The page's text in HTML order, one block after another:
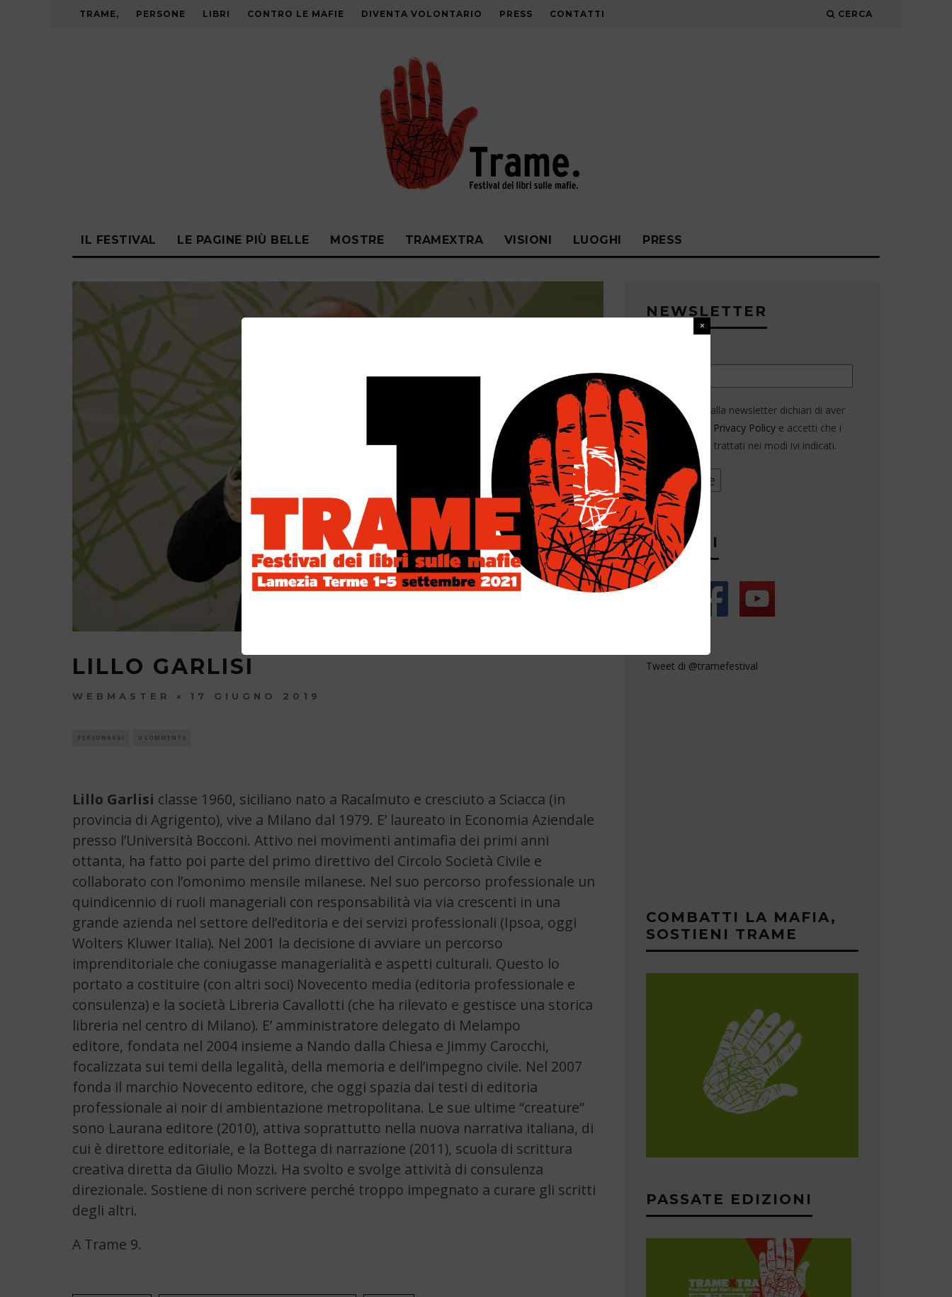
TRAME, PERSONE LIBRI CONTRO LE MAFIE DIVENTA VOLONTARIO PRESS CONTATTI CERCA
IL FESTIVAL LE PAGINE PIÙ BELLE MOSTRE TRAMEXTRA VISIONI LUOGHI PRESS
LILLO GARLISI
WEBMASTER 17 GIUGNO 2019
PERSONAGGI 0 COMMENTS
Lillo Garlisi classe 1960, siciliano nato a Racalmuto e cresciuto a Sciacca (in
provincia di Agrigento), vive a Milano dal 1979. E’ laureato in Economia Aziendale
presso l’Università Bocconi. Attivo nei movimenti antimafia dei primi anni
ottanta, ha fatto poi parte del primo direttivo del Circolo Società Civile e
collaborato con l’omonimo mensile milanese. Nel suo percorso professionale un
quindicennio di ruoli manageriali con responsabilità via via crescenti in una
grande azienda nel settore dell’editoria e dei servizi professionali (Ipsoa, oggi
Wolters Kluwer Italia). Nel 2001 la decisione di avviare un percorso
imprenditoriale che coniugasse managerialità e aspetti culturali. Questo lo
portato a costituire (con altri soci) Novecento media (editoria professionale e
consulenza) e la società Libreria Cavallotti (che ha rilevato e gestisce una storica
libreria nel centro di Milano). E’ amministratore delegato di Melampo
editore, fondata nel 2004 insieme a Nando dalla Chiesa e Jimmy Carocchi,
focalizzata sui temi della legalità, della memoria e dell’impegno civile. Nel 2007
fonda il marchio Novecento editore, che oggi spazia dai testi di editoria
professionale ai noir di ambientazione metropolitana. Le sue ultime “creature”
sono Laurana editore (2010), attiva soprattutto nella nuova narrativa italiana, di
cui è direttore editoriale, e la Bottega di narrazione (2011), scuola di scrittura
creativa diretta da Giulio Mozzi. Ha svolto e svolge attività di consulenza
direzionale. Sostiene di non scrivere perché troppo impegnato a curare gli scritti
degli altri.
A Trame 9.
NEWSLETTER
Iscrivendoti alla newsletter dichiari di aver
letto la nostra
Privacy Policy e accetti che i
tuoi dati siano trattati nei modi ivi indicati.
SEGUICI
Tweet di @tramefestival
COMBATTI LA MAFIA,
SOSTIENI TRAME
PASSATE EDIZIONI